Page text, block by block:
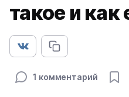
такое и как
1 комментарий